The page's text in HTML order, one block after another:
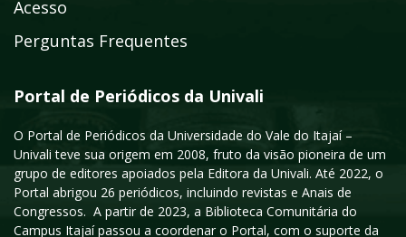
Acesso
Perguntas Frequentes
Portal de Periódicos da Univali
O Portal de Periódicos da Universidade do Vale do Itajaí –
Univali teve sua origem em 2008, fruto da visão pioneira de um
grupo de editores apoiados pela Editora da Univali. Até 2022, o
Portal abrigou 26 periódicos, incluindo revistas e Anais de
Congressos. A partir de 2023, a Biblioteca Comunitária do
Campus Itajaí passou a coordenar o Portal, com o suporte da